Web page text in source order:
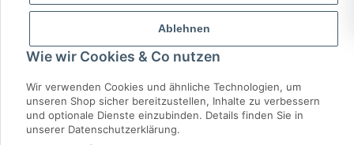
Ablehnen
Wie wir Cookies & Co nutzen
Wir verwenden Cookies und ähnliche Technologien, um
unseren Shop sicher bereitzustellen, Inhalte zu verbessern
und optionale Dienste einzubinden. Details finden Sie in
unserer Datenschutzerklärung.